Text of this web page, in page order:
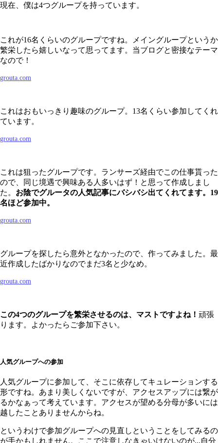
現在、僕は4つグループを持っています。
これが16名くらいのグループですね。メイングループというか
繁栄したら嬉しいなって思ってます。当ブログと密接なテーマ
なので！
grouta.com
これはおもいっきり趣味のグループ。13名くらい参加してくれ
ています。
grouta.com
これは狙ったグループです。ランサーズ経由でこの仕事貰った
ので、同じ境遇で興味ある人多いはず！と思って作成しまし
た。 お陰でグルータの人気記事にバシバシ出てくれてます。19
名ほど参加中。
grouta.com
グループを探したら意外となかったので、作ってみました。最
近作成したばかりなのでまだ3名と少なめ。
grouta.com
この4つのグループを繁栄させるのは、マストですよね！ 頑張
ります。よかったらご参加下さい。
人気グループへの参加
人気グループに参加して、そこに依存してキュレーションする
形ですね。あまり美しくないですが、アクセスアップには繋が
るかなぁって考えています。アクセスが望める分母が多いには
越したことありませんからね。
というわけで参加グループへの見直しということをしてみるの
が手かもしれません。ここで注意しなきゃいけないのが...自分